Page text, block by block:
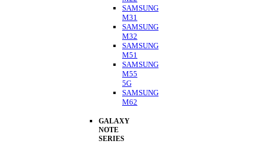
SAMSUNG
M31
SAMSUNG
M32
SAMSUNG
M51
SAMSUNG
M55
5G
SAMSUNG
M62
GALAXY
NOTE
SERIES